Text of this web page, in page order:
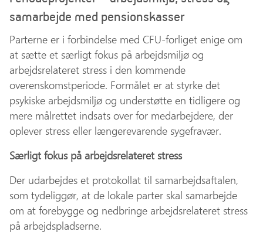
samarbejde med pensionskasser
Parterne er i forbindelse med CFU-forliget enige om
at sætte et særligt fokus på arbejdsmiljø og
arbejdsrelateret stress i den kommende
overenskomstperiode. Formålet er at styrke det
psykiske arbejdsmiljø og understøtte en tidligere og
mere målrettet indsats over for medarbejdere, der
oplever stress eller længerevarende sygefravær.
Særligt fokus på arbejdsrelateret stress
Der udarbejdes et protokollat til samarbejdsaftalen,
som tydeliggør, at de lokale parter skal samarbejde
om at forebygge og nedbringe arbejdsrelateret stress
på arbejdspladserne.